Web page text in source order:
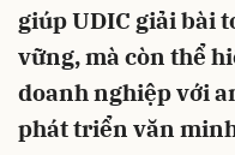
giúp UDIC giải bài
vững, mà còn thể
doanh nghiệp với
phát triển văn